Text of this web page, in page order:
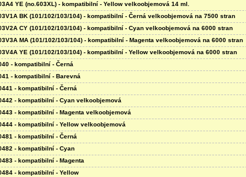
YE (no.603XL) - kompatibilní - Yellow velkoobjemová 14 ml.
BK (101/102/103/104) - kompatibilní - Černá velkoobjemová na 7500 stran
CY (101/102/103/104) - kompatibilní - Cyan velkoobjemová na 6000 stran
MA (101/102/103/104) - kompatibilní - Magenta velkoobjemová na 6000 stran
YE (101/102/103/104) - kompatibilní - Yellow velkoobjemová na 6000 stran
- kompatibilní - Černá
- kompatibilní - Barevná
- kompatibilní - Černá
- kompatibilní - Cyan velkoobjemová
- kompatibilní - Magenta velkoobjemová
- kompatibilní - Yellow velkoobjemová
- kompatibilní - Černá
- kompatibilní - Cyan
- kompatibilní - Magenta
- kompatibilní - Yellow